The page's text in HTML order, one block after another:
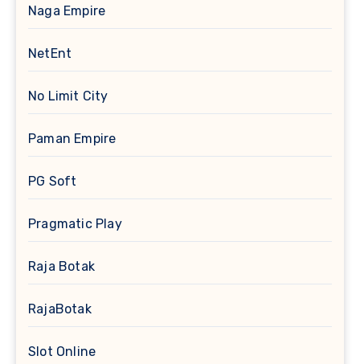
Naga Empire
NetEnt
No Limit City
Paman Empire
PG Soft
Pragmatic Play
Raja Botak
RajaBotak
Slot Online